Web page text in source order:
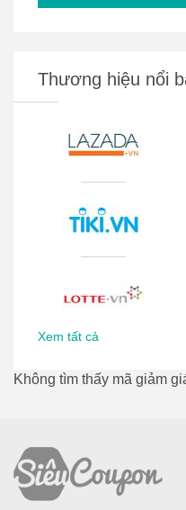
Thương hiệu nổi
Xem tất cả
Không tìm thấy mã giảm